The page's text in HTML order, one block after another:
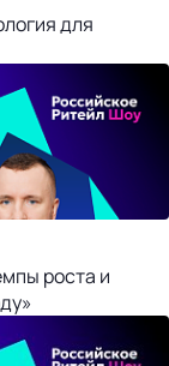
для
роста и